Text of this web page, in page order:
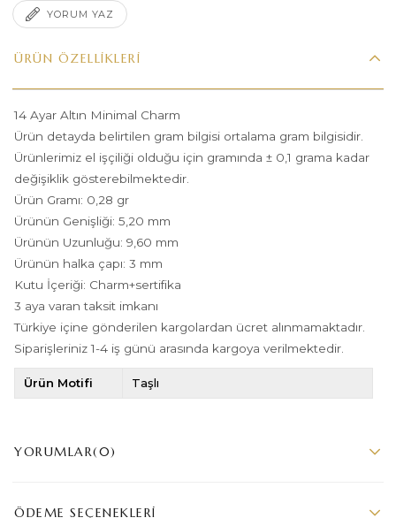
YORUM YAZ
ÜRÜN ÖZELLIKLERI
14 Ayar Altın Minimal Charm
Ürün detayda belirtilen gram bilgisi ortalama gram bilgisidir.
Ürünlerimiz el işçiliği olduğu için gramında ± 0,1 grama kadar
değişiklik gösterebilmektedir.
Ürün Gramı: 0,28 gr
Ürünün Genişliği: 5,20 mm
Ürünün Uzunluğu: 9,60 mm
Ürünün halka çapı: 3 mm
Kutu İçeriği: Charm+sertifika
3 aya varan taksit imkanı
Türkiye içine gönderilen kargolardan ücret alınmamaktadır.
Siparişleriniz 1-4 iş günü arasında kargoya verilmektedir.
Ürün Motifi Taşlı
YORUMLAR(0)
ÖDEME SEÇENEKLERI